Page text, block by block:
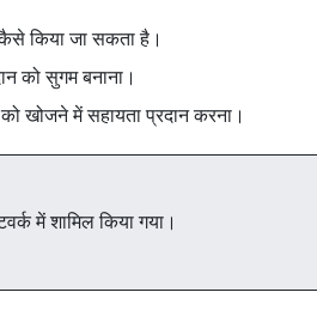
किया जा सकता है।
को सुगम बनाना।
खोजने में सहायता प्रदान करना।
में शामिल किया गया।